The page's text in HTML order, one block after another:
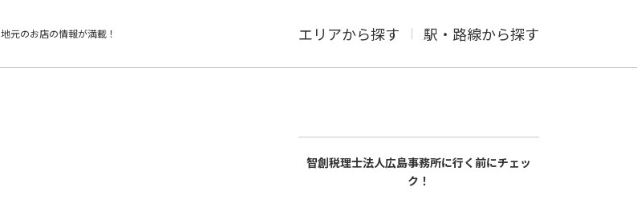
地元のお店の情報が満載！ エリアから探す 駅・路線から探す
智創税理士法人広島事務所に行く前にチェッ
ク！